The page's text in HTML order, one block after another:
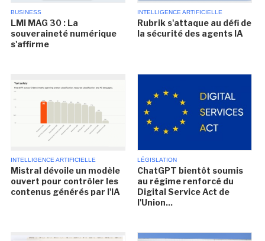
BUSINESS
LMI MAG 30 : La
souveraineté numérique
s'affirme
INTELLIGENCE ARTIFICIELLE
Rubrik s'attaque au défi de
la sécurité des agents IA
INTELLIGENCE ARTIFICIELLE
Mistral dévoile un modèle
ouvert pour contrôler les
contenus générés par l'IA
LÉGISLATION
ChatGPT bientôt soumis
au régime renforcé du
Digital Service Act de
l'Union...